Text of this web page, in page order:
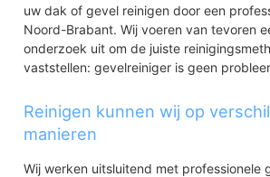
uw dak of gevel reinigen door een
Noord-Brabant. Wij voeren van tevoren
onderzoek uit om de juiste
vaststellen: gevelreiniger is geen
Reinigen kunnen wij op
manieren
Wij werken uitsluitend met professionele